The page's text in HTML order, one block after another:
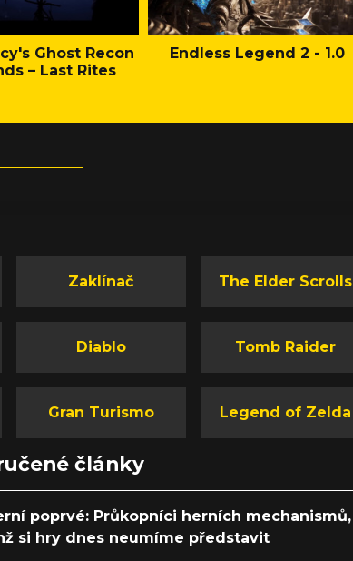
Ghost Recon
– Last Rites
Endless Legend 2 - 1.0
Zaklínač The Elder Scrolls
Diablo Tomb Raider
Gran Turismo Legend of Zelda
články
poprvé: Průkopníci herních mechanismů,
si hry dnes neumíme představit